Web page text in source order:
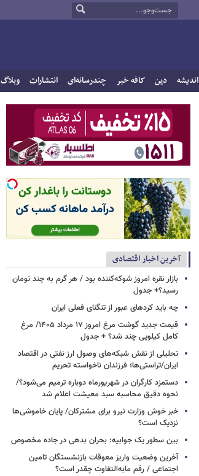
اندیشه دین کافه خبر چندرسانه‌ای انتشارات وبلاگ
آخرین اخبار اقتصادی
بازار نقره امروز شوکه‌کننده بود / هر گرم به چند تومان
رسید؟+ جدول
چه باید کردهای عبور از تنگنای فعلی ایران
قیمت جدید گوشت مرغ امروز ۱۷ مرداد ۱۴۰۵/ مرغ
کامل کیلویی چند شد؟ + جدول
تحلیلی از نقش شبکه‌های وصول ارز نفتی در اقتصاد
ایران/تراستی‌ها؛ فرزندان ناخواسته تحریم
دستمزد کارگران در شهریورماه دوباره ترمیم می‌شود؟/
نحوه دقیق محاسبه سبد معیشت اعلام شد
خبر خوش وزارت نیرو برای مشترکان/ پایان خاموشی‌ها
نزدیک است؟
بین سطور یک جوابیه: بحران بدهی در جاده مخصوص
آخرین وضعیت واریز معوقات بازنشستگان تامین
اجتماعی / رقم مابه‌التفاوت چقدر است؟